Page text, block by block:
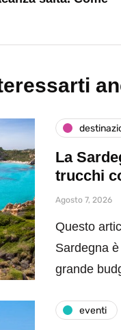
La
trucchi
Agosto 7, 2026
Questo
Sardegna
grande
eventi